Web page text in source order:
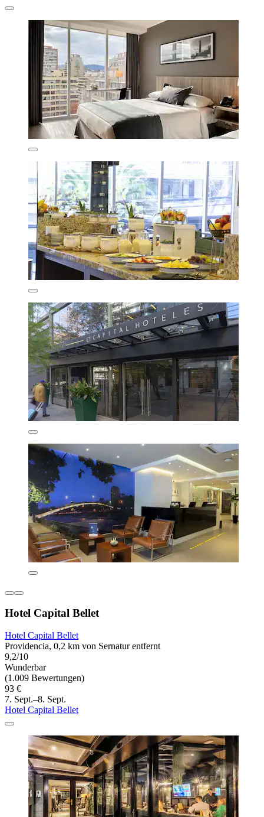
Hotel Capital Bellet
Hotel Capital Bellet
Providencia, 0,2 km von Sernatur entfernt
9,2/10
Wunderbar
(1.009 Bewertungen)
93 €
7. Sept.–8. Sept.
Hotel Capital Bellet